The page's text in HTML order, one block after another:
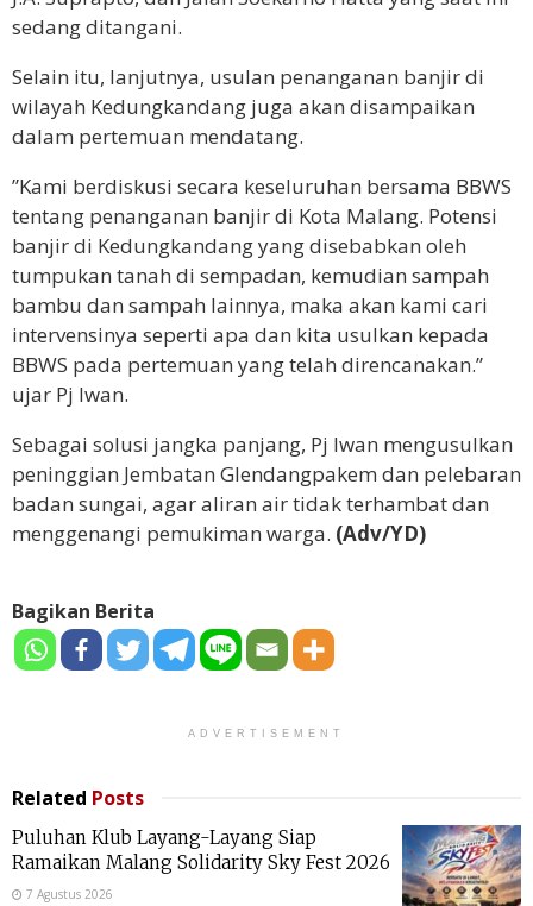
sedang ditangani.
Selain itu, lanjutnya, usulan penanganan banjir di
wilayah Kedungkandang juga akan disampaikan
dalam pertemuan mendatang.
”Kami berdiskusi secara keseluruhan bersama BBWS
tentang penanganan banjir di Kota Malang. Potensi
banjir di Kedungkandang yang disebabkan oleh
tumpukan tanah di sempadan, kemudian sampah
bambu dan sampah lainnya, maka akan kami cari
intervensinya seperti apa dan kita usulkan kepada
BBWS pada pertemuan yang telah direncanakan.”
ujar Pj Iwan.
Sebagai solusi jangka panjang, Pj Iwan mengusulkan
peninggian Jembatan Glendangpakem dan pelebaran
badan sungai, agar aliran air tidak terhambat dan
menggenangi pemukiman warga. (Adv/YD)
Bagikan Berita
ADVERTISEMENT
Related Posts
Puluhan Klub Layang-Layang Siap
Ramaikan Malang Solidarity Sky Fest 2026
7 Agustus 2026